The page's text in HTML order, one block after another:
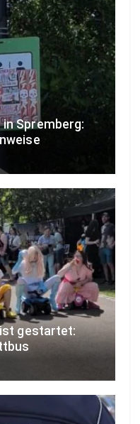
Spremberg:
ist gestartet: